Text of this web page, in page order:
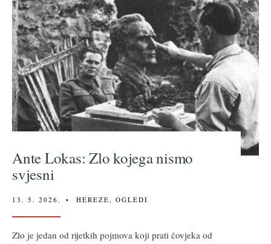
Ante Lokas: Zlo kojega nismo
svjesni
13. 5. 2026. • HEREZE OGLEDI
Zlo je jedan od rijetkih pojmova koji prati čovjeka od